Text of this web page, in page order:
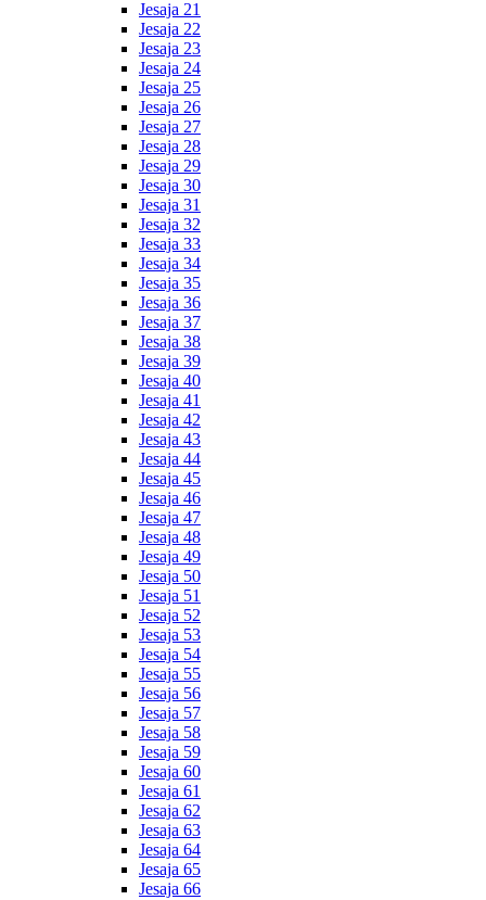
Jesaja 21
Jesaja 22
Jesaja 23
Jesaja 24
Jesaja 25
Jesaja 26
Jesaja 27
Jesaja 28
Jesaja 29
Jesaja 30
Jesaja 31
Jesaja 32
Jesaja 33
Jesaja 34
Jesaja 35
Jesaja 36
Jesaja 37
Jesaja 38
Jesaja 39
Jesaja 40
Jesaja 41
Jesaja 42
Jesaja 43
Jesaja 44
Jesaja 45
Jesaja 46
Jesaja 47
Jesaja 48
Jesaja 49
Jesaja 50
Jesaja 51
Jesaja 52
Jesaja 53
Jesaja 54
Jesaja 55
Jesaja 56
Jesaja 57
Jesaja 58
Jesaja 59
Jesaja 60
Jesaja 61
Jesaja 62
Jesaja 63
Jesaja 64
Jesaja 65
Jesaja 66